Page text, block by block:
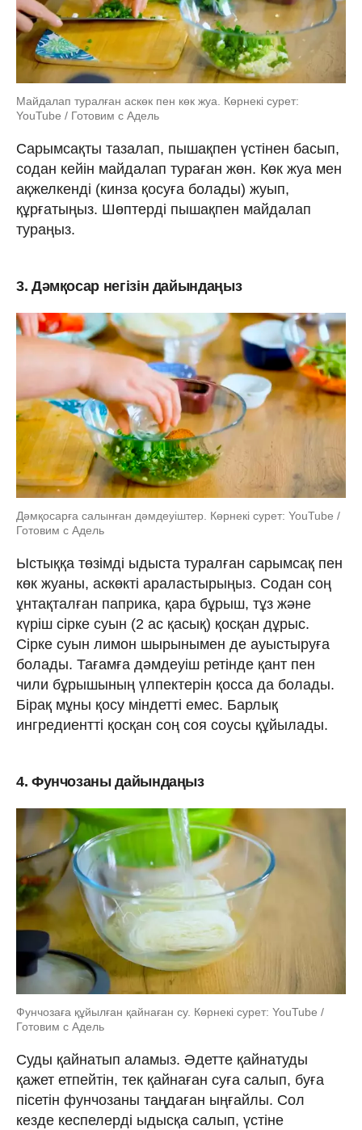
Майдалап туралған аскөк пен көк жуа. Көрнекі сурет:
YouTube / Готовим с Адель
Сарымсақты тазалап, пышақпен үстінен басып,
содан кейін майдалап тураған жөн. Көк жуа мен
ақжелкенді (кинза қосуға болады) жуып,
құрғатыңыз. Шөптерді пышақпен майдалап
тураңыз.
3. Дәмқосар негізін дайындаңыз
Дәмқосарға салынған дәмдеуіштер. Көрнекі сурет: YouTube /
Готовим с Адель
Ыстыққа төзімді ыдыста туралған сарымсақ пен
көк жуаны, аскөкті араластырыңыз. Содан соң
ұнтақталған паприка, қара бұрыш, тұз және
күріш сірке суын (2 ас қасық) қосқан дұрыс.
Сірке суын лимон шырынымен де ауыстыруға
болады. Тағамға дәмдеуіш ретінде қант пен
чили бұрышының үлпектерін қосса да болады.
Бірақ мұны қосу міндетті емес. Барлық
ингредиентті қосқан соң соя соусы құйылады.
4. Фунчозаны дайындаңыз
Фунчозаға құйылған қайнаған су. Көрнекі сурет: YouTube /
Готовим с Адель
Суды қайнатып аламыз. Әдетте қайнатуды
қажет етпейтін, тек қайнаған суға салып, буға
пісетін фунчозаны таңдаған ыңғайлы. Сол
кезде кеспелерді ыдысқа салып, үстіне